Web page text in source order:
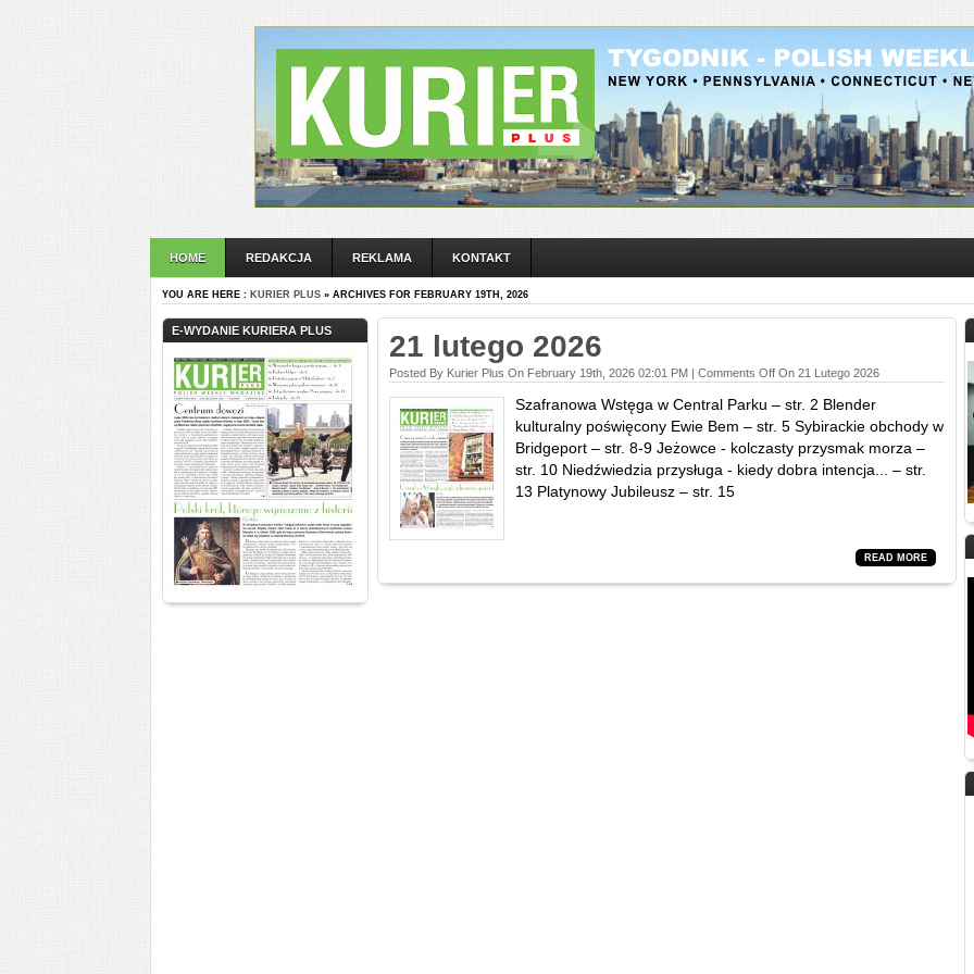
HOME REDAKCJA REKLAMA KONTAKT
YOU ARE HERE : KURIER PLUS » ARCHIVES FOR FEBRUARY 19TH, 2026
E-WYDANIE KURIERA PLUS 21 lutego 2026
Posted By Kurier Plus On February 19th, 2026 02:01 PM | Comments Off On 21 Lutego 2026
Szafranowa Wstęga w Central Parku – str. 2 Blender
kulturalny poświęcony Ewie Bem – str. 5 Sybirackie obchody w
Bridgeport – str. 8-9 Jeżowce - kolczasty przysmak morza –
str. 10 Niedźwiedzia przysługa - kiedy dobra intencja... – str.
13 Platynowy Jubileusz – str. 15
READ MORE